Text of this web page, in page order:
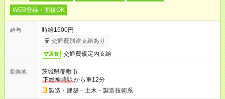
WEB登録・面接OK
給与
時給1600円
交通費別途支給あり
交通費 交通費規定内支給
勤務地
茨城県稲敷市
下総神崎駅から車12分
製造・建築・土木・製造技術系